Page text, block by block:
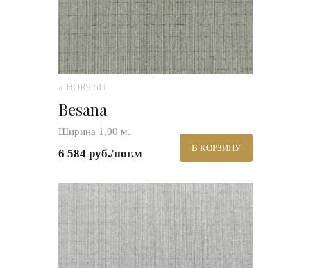
# HOR9.5U
Besana
Ширина 1,00 м.
6 584 руб./пог.м В КОРЗИНУ